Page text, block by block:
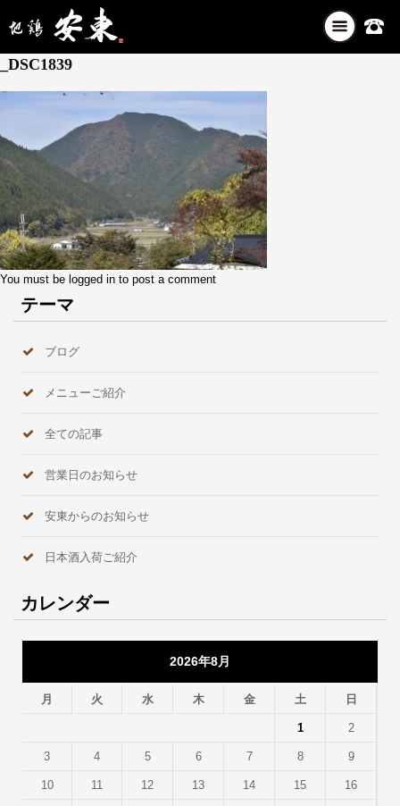
ナ
ビ
11月 29, 2025
_DSC1839
You must be logged in to post a comment
テーマ
ブログ
メニューご紹介
全ての記事
営業日のお知らせ
安東からのお知らせ
日本酒入荷ご紹介
カレンダー
2026年8月
月 火 水 木 金 土 日
1 2
3 4 5 6 7 8 9
10 11 12 13 14 15 16